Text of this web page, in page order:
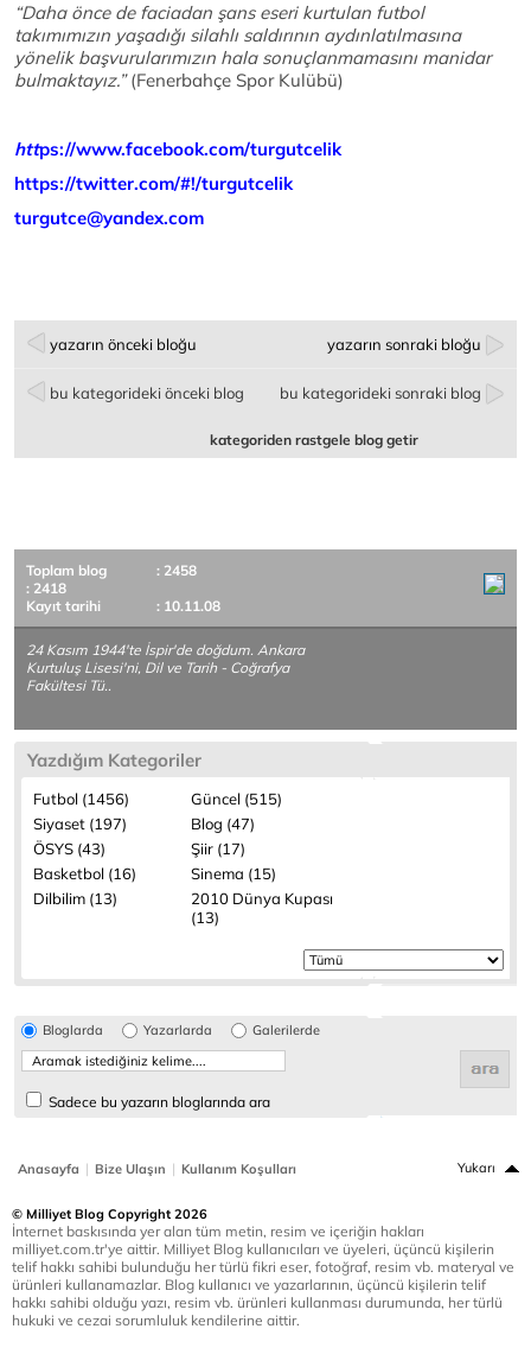
“Daha önce de faciadan şans eseri kurtulan futbol
takımımızın yaşadığı silahlı saldırının aydınlatılmasına
yönelik başvurularımızın hala sonuçlanmamasını manidar
bulmaktayız.”(Fenerbahçe Spor Kulübü)
https://www.facebook.com/turgutcelik
https://twitter.com/#!/turgutcelik
turgutce@yandex.com
yazarın önceki bloğu yazarın sonraki bloğu
bu kategorideki önceki blog bu kategorideki sonraki blog
kategoriden rastgele blog getir
Toplam blog
: 2458
: 2418
Kayıt tarihi
: 10.11.08
24 Kasım 1944'te İspir'de doğdum. Ankara
Kurtuluş Lisesi'ni, Dil ve Tarih - Coğrafya
Fakültesi Tü..
Yazdığım Kategoriler
Futbol (1456)
Güncel (515)
Siyaset (197)
Blog (47)
ÖSYS (43)
Şiir (17)
Basketbol (16)
Sinema (15)
Dilbilim (13)
2010 Dünya Kupası
(13)
Bloglarda Yazarlarda Galerilerde
Sadece bu yazarın bloglarında ara
Anasayfa | Bize Ulaşın | Kullanım Koşulları Yukarı
© Milliyet Blog Copyright 2026
İnternet baskısında yer alan tüm metin, resim ve içeriğin hakları
milliyet.com.tr'ye aittir. Milliyet Blog kullanıcıları ve üyeleri, üçüncü kişilerin
telif hakkı sahibi bulunduğu her türlü fikri eser, fotoğraf, resim vb. materyal ve
ürünleri kullanamazlar. Blog kullanıcı ve yazarlarının, üçüncü kişilerin telif
hakkı sahibi olduğu yazı, resim vb. ürünleri kullanması durumunda, her türlü
hukuki ve cezai sorumluluk kendilerine aittir.